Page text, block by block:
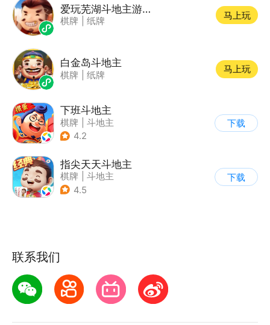
爱玩芜湖斗地主游戏软件V1.0
棋牌 纸牌
马上玩
白金岛斗地主
棋牌 纸牌
马上玩
下班斗地主
棋牌
斗地主
4.2
下载
指尖天天斗地主
棋牌
斗地主
4.5
下载
联系我们